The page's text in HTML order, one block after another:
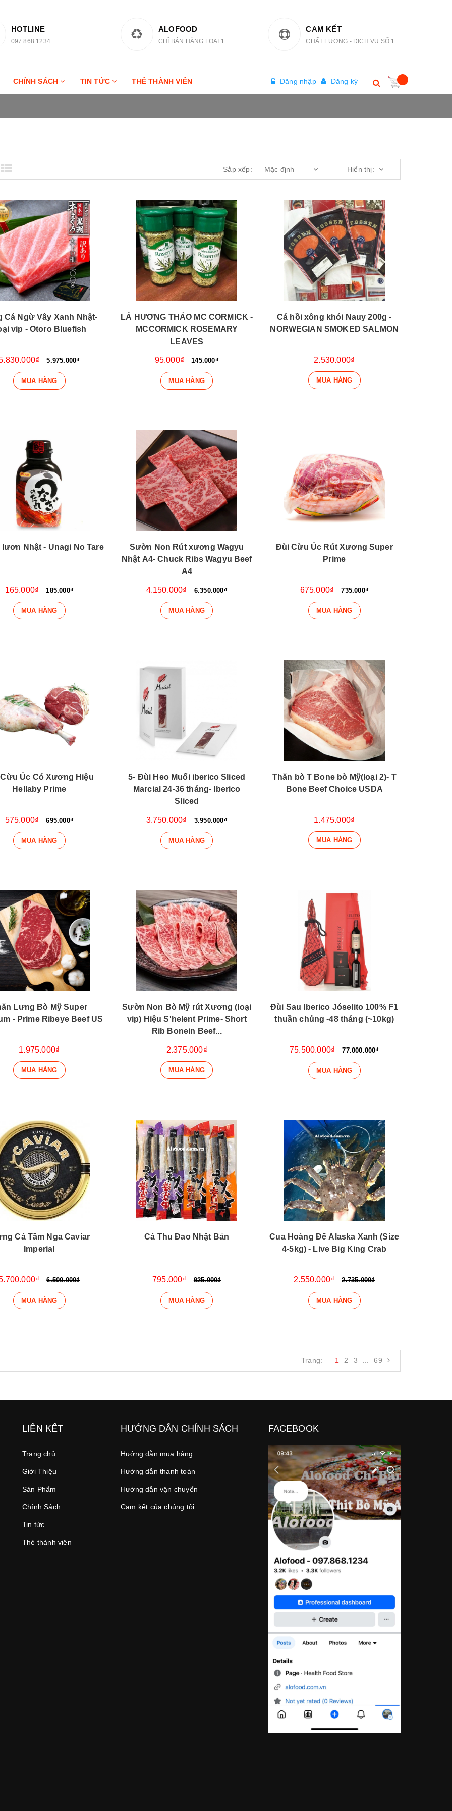
HOTLINE
097.868.1234
ALOFOOD
CHỈ BÁN HÀNG LOẠI 1
CAM KẾT
CHẤT LƯỢNG - DỊCH VỤ SỐ 1
CHÍNH SÁCH TIN TỨC THẺ THÀNH VIÊN Đăng nhập Đăng ký
Sắp xếp:
Cá Ngừ Vây Xanh Nhật-
vip - Otoro Bluefish
5.975.000₫
MUA HÀNG
LÁ HƯƠNG THẢO MC CORMICK -
MCCORMICK ROSEMARY
LEAVES
95.000₫ 145.000₫
MUA HÀNG
Cá hồi xông khói Nauy 200g -
NORWEGIAN SMOKED SALMON
2.530.000₫
MUA HÀNG
lươn Nhật - Unagi No Tare
165.000₫ 185.000₫
MUA HÀNG
Sườn Non Rút xương Wagyu
Nhật A4- Chuck Ribs Wagyu Beef
A4
4.150.000₫ 6.350.000₫
MUA HÀNG
Đùi Cừu Úc Rút Xương Super
Prime
675.000₫ 735.000₫
MUA HÀNG
Úc Có Xương Hiệu
Hellaby Prime
575.000₫ 695.000₫
MUA HÀNG
5- Đùi Heo Muối iberico Sliced
Marcial 24-36 tháng- Iberico
Sliced
3.750.000₫ 3.950.000₫
MUA HÀNG
Thăn bò T Bone bò Mỹ(loại 2)- T
Bone Beef Choice USDA
1.475.000₫
MUA HÀNG
Lưng Bò Mỹ Super
- Prime Ribeye Beef US
1.975.000₫
MUA HÀNG
Sườn Non Bò Mỹ rút Xương (loại
vip) Hiệu S'helent Prime- Short
Rib Bonein Beef...
2.375.000₫
MUA HÀNG
Đùi Sau Iberico Jóselito 100% F1
thuần chủng -48 tháng (~10kg)
75.500.000₫ 77.000.000₫
MUA HÀNG
Cá Tầm Nga Caviar
Imperial
6.500.000₫
MUA HÀNG
Cá Thu Đao Nhật Bản
795.000₫ 925.000₫
MUA HÀNG
Cua Hoàng Đế Alaska Xanh (Size
4-5kg) - Live Big King Crab
2.550.000₫ 2.735.000₫
MUA HÀNG
Trang: 1 2 3 ... 69
LIÊN KẾT
Trang chủ
Giới Thiệu
Sản Phẩm
Chính Sách
Tin tức
Thẻ thành viên
HƯỚNG DẪN CHÍNH SÁCH
Hướng dẫn mua hàng
Hướng dẫn thanh toán
Hướng dẫn vận chuyển
Cam kết của chúng tôi
FACEBOOK